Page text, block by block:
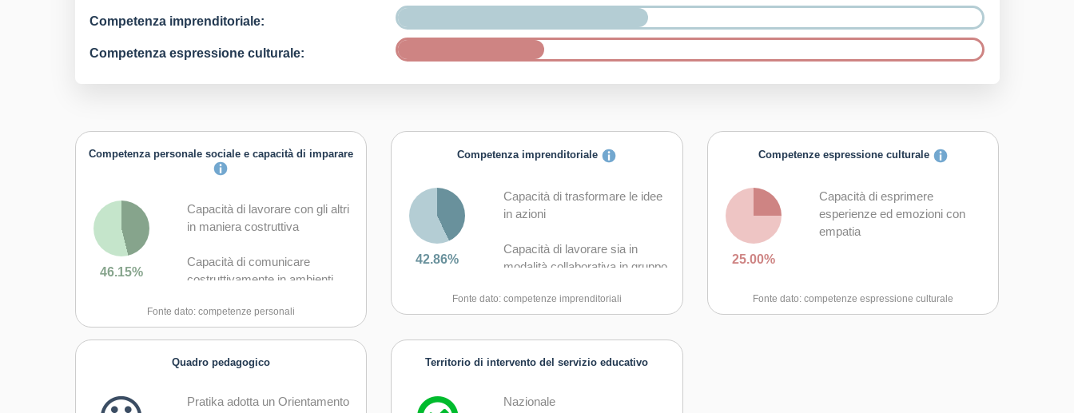
Competenza imprenditoriale:
Competenza espressione culturale:
Competenza personale sociale e capacità di imparare
46.15%
Capacità di lavorare con gli altri
in maniera costruttiva
Capacità di comunicare
costruttivamente in ambienti
Capacità di creare fiducia e
comprendere punti di vista
Fonte dato: competenze personali
Competenza imprenditoriale
42.86%
Capacità di trasformare le idee
in azioni
Capacità di lavorare sia in
modalità collaborativa in gruppo
Capacità di comunicare e
negoziare efficacemente con gli
lungimiranti
Fonte dato: competenze imprenditoriali
Competenze espressione culturale
25.00%
Capacità di esprimere
esperienze ed emozioni con
empatia
Fonte dato: competenze espressione culturale
Quadro pedagogico
Pratika adotta un Orientamento
Territorio di intervento del servizio educativo
Nazionale